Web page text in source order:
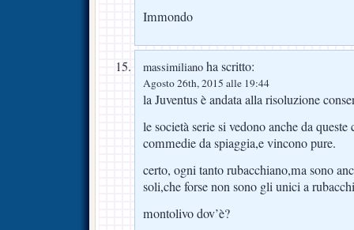
Immondo
massimiliano ha scritto:
Agosto 26th, 2015 alle 19:44
la Juventus è andata alla risoluzione
le società serie si vedono anche da
commedie da spiaggia,e vincono pure.
certo, ogni tanto rubacchiano,ma sono
soli,che forse non sono gli unici a
montolivo dov’è?